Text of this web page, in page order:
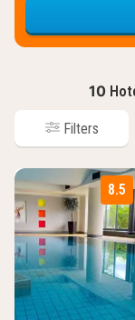
10
Filters
8.5